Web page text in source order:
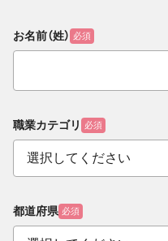
お名前（姓） 必須
職業カテゴリ 必須
都道府県 必須